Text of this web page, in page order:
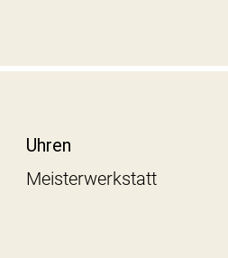
Uhren
Meisterwerkstatt